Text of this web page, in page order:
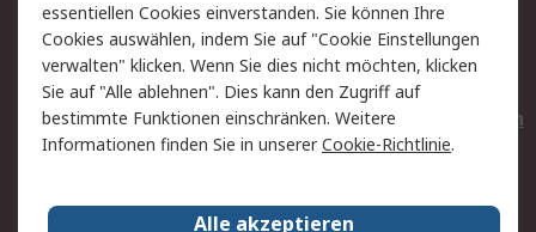
AGB
Datenschutz
Cookie-Richtlinie
Zahlungsbedingungen
Copyright/Impressum
Entsorgung
Elektrogeräte/Batterien
RS weltweit
essentiellen Cookies einverstanden. Sie können Ihre
Cookies auswählen, indem Sie auf "Cookie Einstellungen
verwalten" klicken. Wenn Sie dies nicht möchten, klicken
Sie auf "Alle ablehnen". Dies kann den Zugriff auf
bestimmte Funktionen einschränken. Weitere
Informationen finden Sie in unsererCookie-Richtlinie.
Alle akzeptieren